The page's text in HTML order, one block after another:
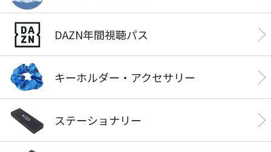
DAZN年間視聴パス
キーホルダー・アクセサリー
ステーショナリー